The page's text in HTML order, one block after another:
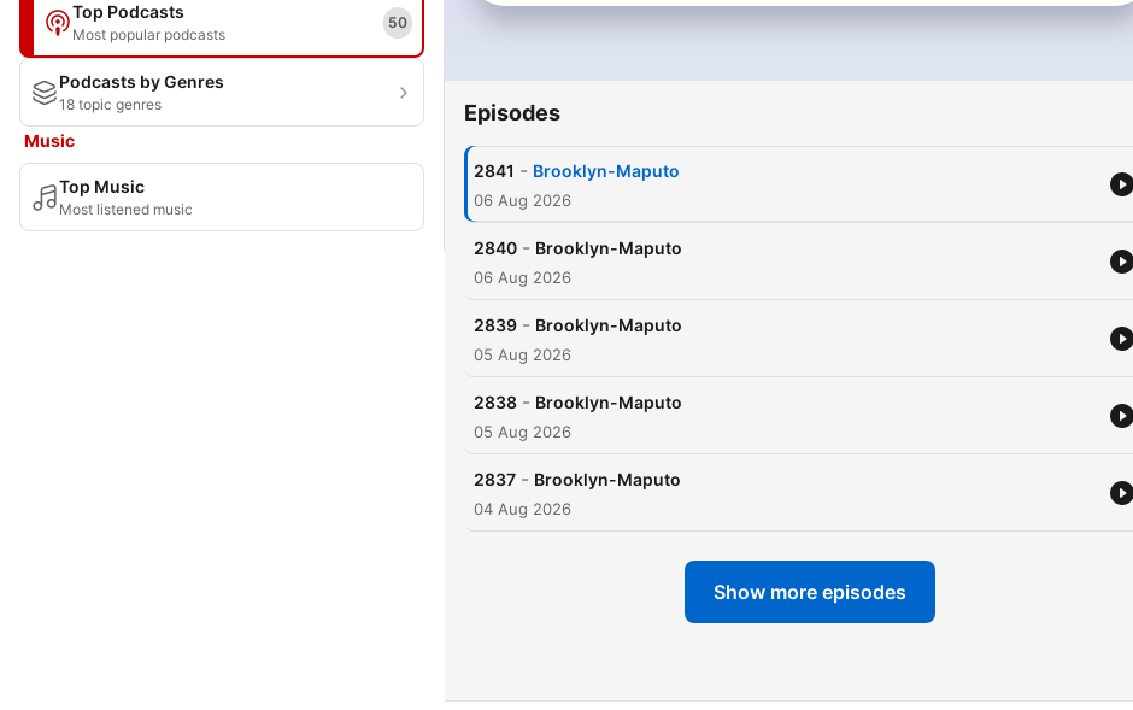
Top Podcasts
Most popular podcasts
50
Podcasts by Genres
18 topic genres
Music
Top Music
Most listened music
Episodes
2841 - Brooklyn-Maputo
06 Aug 2026
2840 - Brooklyn-Maputo
06 Aug 2026
2839 - Brooklyn-Maputo
05 Aug 2026
2838 - Brooklyn-Maputo
05 Aug 2026
2837 - Brooklyn-Maputo
04 Aug 2026
Show more episodes